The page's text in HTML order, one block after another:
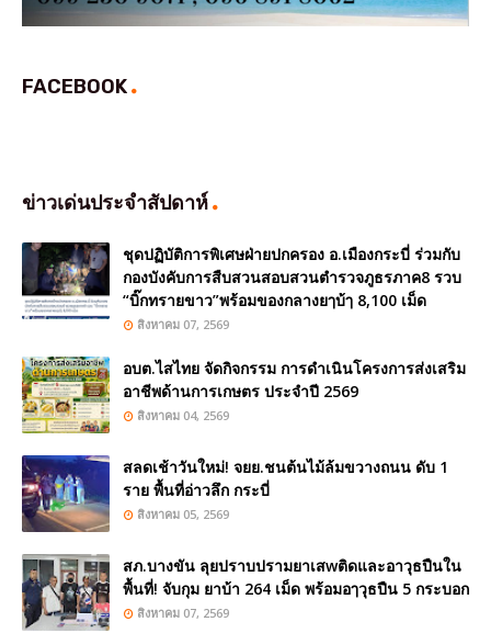
FACEBOOK
ข่าวเด่นประจำสัปดาห์
ชุดปฏิบัติการพิเศษฝ่ายปกครอง อ.เมืองกระบี่ ร่วมกับ
กองบังคับการสืบสวนสอบสวนตำรวจภูธรภาค8 รวบ
“บิ๊กทรายขาว”พร้อมของกลางยๅบ้ๅ 8,100 เม็ด
สิงหาคม 07, 2569
อบต.ไสไทย จัดกิจกรรม การดำเนินโครงการส่งเสริม
อาชีพด้านการเกษตร ประจำปี 2569
สิงหาคม 04, 2569
สลดเช้าวันใหม่! จยย.ชนต้นไม้ล้มขวางถนน ดับ 1
ราย พื้นที่อ่าวลึก กระบี่
สิงหาคม 05, 2569
สภ.บางขัน ลุยปราบปรามยาเสwติดและอาวุธปืนใน
พื้นที่! จับกุม ยาบ้า 264 เม็ด พร้อมอๅวุธปืน 5 กระบอก
สิงหาคม 07, 2569